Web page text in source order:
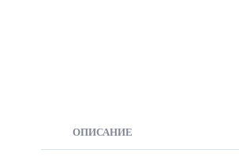
ОПИСАНИЕ